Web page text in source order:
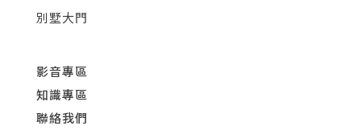
別墅大門
影音專區
知識專區
聯絡我們